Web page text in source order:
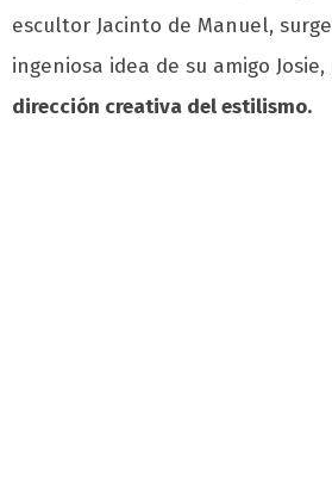
escultor Jacinto de Manuel,
ingeniosa idea de su amigo Josie,
dirección creativa del estilismo.